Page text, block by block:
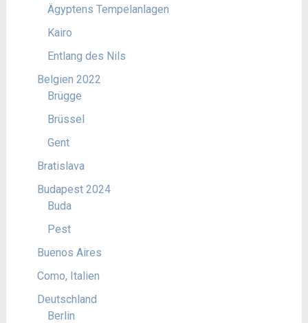
Ägyptens Tempelanlagen
Kairo
Entlang des Nils
Belgien 2022
Brügge
Brüssel
Gent
Bratislava
Budapest 2024
Buda
Pest
Buenos Aires
Como, Italien
Deutschland
Berlin